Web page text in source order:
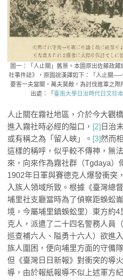
圖一：「人止關」舊景。本圖原出佐藤政
社事件誌》，原圖說漢譯如下：「人止關
要害一夫當關，萬夫莫敵，為討伐進軍之際
出處：「 臺南大學日治時代日文珍
人止關在霧社地區，介於今大觀
進入霧社時必經的隘口， [2] 日治
或有稱之為「留人峽」。 [3]然而
這樣的稱呼，似乎較不傳神，無
來，向來作為霧社群（Tgdaya）
1902年日軍與賽德克人爆發衝突
入族人領域所致。根據《臺灣總
埔里社支廳當時為了偵察距蜈蚣崙
境，今屬埔里鎮蜈蚣里）東方約
克人，派遣了二十四名警務人員
巡查補六人、隘勇十六人）欲進
族人圍困，便向埔里方面的守備
但《臺灣日日新報》對衝突的導
導，由於報紙報導不似上述軍方